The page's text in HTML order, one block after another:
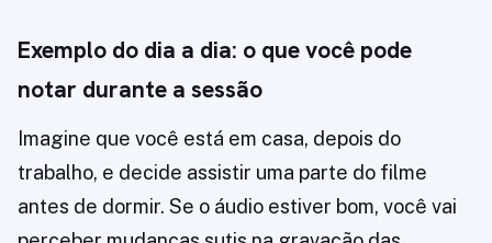
Exemplo do dia a dia: o que você pode
notar durante a sessão
Imagine que você está em casa, depois do
trabalho, e decide assistir uma parte do filme
antes de dormir. Se o áudio estiver bom, você vai